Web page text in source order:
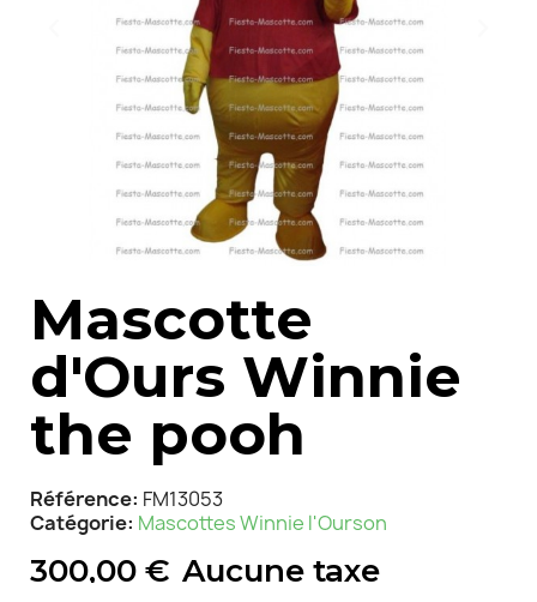
Mascotte
d'Ours Winnie
the pooh
Référence FM13053
Catégorie Mascottes Winnie l'Ourson
300,00 € Aucune taxe